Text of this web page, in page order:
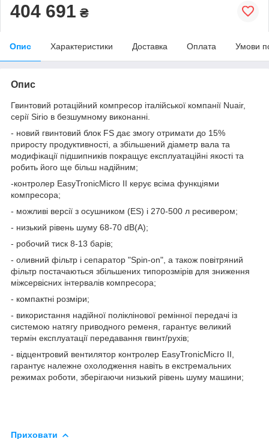
404 691 ₴
Опис Характеристики Доставка Оплата Умови
Опис
Гвинтовий ротаційний компресор італійської компанії Nuair,
серії Sirio в безшумному виконанні.
- новий гвинтовий блок FS дає змогу отримати до 15%
приросту продуктивності, а збільшений діаметр вала та
модифікації підшипників покращує експлуатаційні якості та
робить його ще більш надійним;
-контролер EasyTronicMicro II керує всіма функціями
компресора;
- можливі версії з осушником (ES) і 270-500 л ресивером;
- низький рівень шуму 68-70 dB(A);
- робочий тиск 8-13 барів;
- оливний фільтр і сепаратор "Spin-on", а також повітряний
фільтр постачаються збільшених типорозмірів для зниження
міжсервісних інтервалів компресора;
- компактні розміри;
- використання надійної поліклінової ремінної передачі із
системою натягу приводного ременя, гарантує великий
термін експлуатації передавання гвинт/рухів;
- відцентровий вентилятор контролер EasyTronicMicro II
гарантує належне охолодження навіть в екстремальних
режимах роботи, зберігаючи низький рівень шуму машини;
Приховати